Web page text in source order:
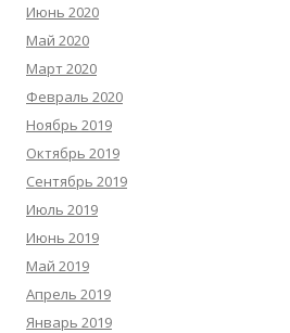
Июнь 2020
Май 2020
Март 2020
Февраль 2020
Ноябрь 2019
Октябрь 2019
Сентябрь 2019
Июль 2019
Июнь 2019
Май 2019
Апрель 2019
Январь 2019